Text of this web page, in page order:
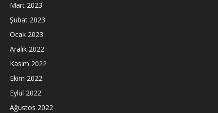
Mart 2023
Şubat 2023
Ocak 2023
Aralık 2022
Kasım 2022
Ekim 2022
Eylül 2022
Ağustos 2022